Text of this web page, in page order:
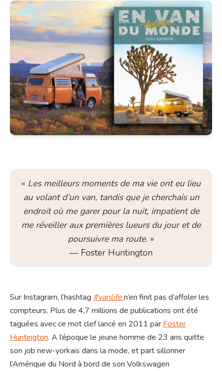
« Les meilleurs moments de ma vie ont eu lieu
au volant d’un van, tandis que je cherchais un
endroit où me garer pour la nuit, impatient de
me réveiller aux premières lueurs du jour et de
poursuivre ma route. »
— Foster Huntington
Sur Instagram, l’hashtag #vanlifen’en finit pas d’affoler les
compteurs. Plus de 4,7 millions de publications ont été
taguées avec ce mot clef lancé en 2011 par Foster
Huntington. A l’époque le jeune homme de 23 ans quitte
son job new-yorkais dans la mode, et part sillonner
l’Amérique du Nord à bord de son Volkswagen